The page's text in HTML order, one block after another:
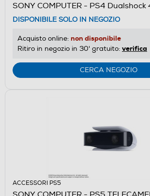
SONY COMPUTER - PS4
DISPONIBILE SOLO IN NEGOZIO
Acquisto online: non disponibile
Ritiro in negozio in 30' gratuito: verifica
CERCA NEGOZIO
ACCESSORI PS5